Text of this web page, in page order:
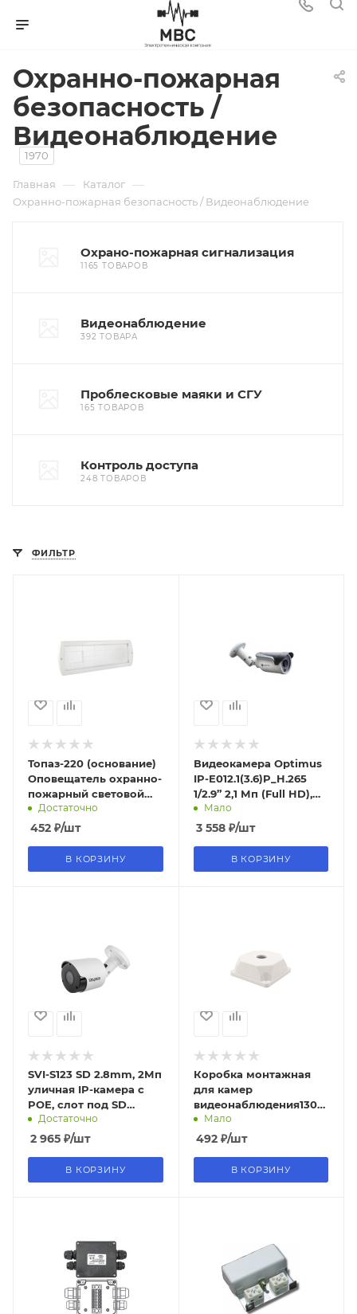
Охранно-пожарная
безопасность /
Видеонаблюдение
1970
Главная — Каталог —
Охранно-пожарная безопасность / Видеонаблюдение
Охрано-пожарная сигнализация
1165 ТОВАРОВ
Видеонаблюдение
392 ТОВАРА
Проблесковые маяки и СГУ
165 ТОВАРОВ
Контроль доступа
248 ТОВАРОВ
ФИЛЬТР
Топаз-220 (основание)
Оповещатель охранно-
пожарный световой
220 В, IP52 TDM,
распродажа
Достаточно
452 ₽/шт
В КОРЗИНУ
Видеокамера Optimus
IP-E012.1(3.6)P_H.265
1/2.9” 2,1 Мп (Full HD),
SONY IMX323 снят с
производства
Мало
3 558₽/шт
В КОРЗИНУ
SVI-S123 SD 2.8mm, 2Мп
уличная IP-камера с
POE, слот под SD
карту, цилиндр
Достаточно
2 965 ₽/шт
В КОРЗИНУ
Коробка монтажная
для камер
мм REXANT
Мало
492₽/шт
В КОРЗИНУ